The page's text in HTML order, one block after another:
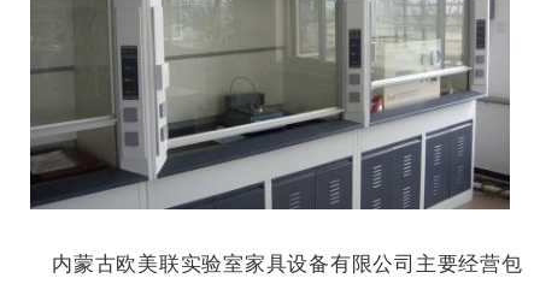
内蒙古欧美联实验室家具设备有限公司 主要经营包